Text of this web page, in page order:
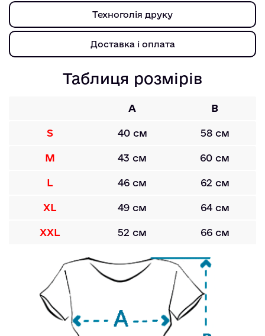
Техноголія друку
Доставка і оплата
Таблиця розмірів
A B
S 40 см 58 см
M 43 см 60 см
L 46 см 62 см
XL 49 см 64 см
XXL 52 см 66 см